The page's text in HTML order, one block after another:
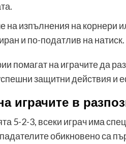
на изпълнения на корнери
и по-податлив на натиск.
помагат на играчите да
защитни действия и
играчите в
5-2-3, всеки играч има
обикновено са